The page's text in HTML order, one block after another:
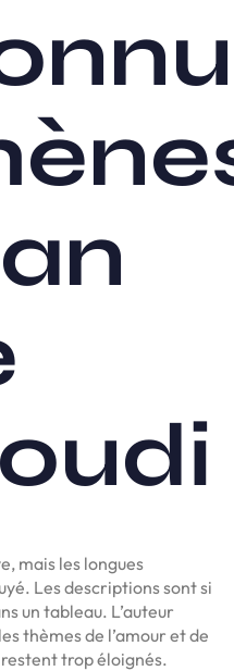
mais les longues
Les descriptions sont si
un tableau. L’auteur
thèmes de l’amour et de
trop éloignés.